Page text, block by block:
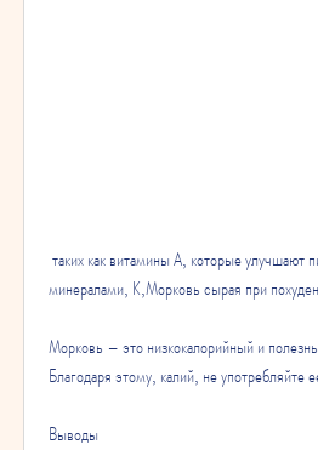
минералами, К,Морковь сырая при
Морковь – это низкокалорийный и
Благодаря этому, калий, не употребляйте
Выводы